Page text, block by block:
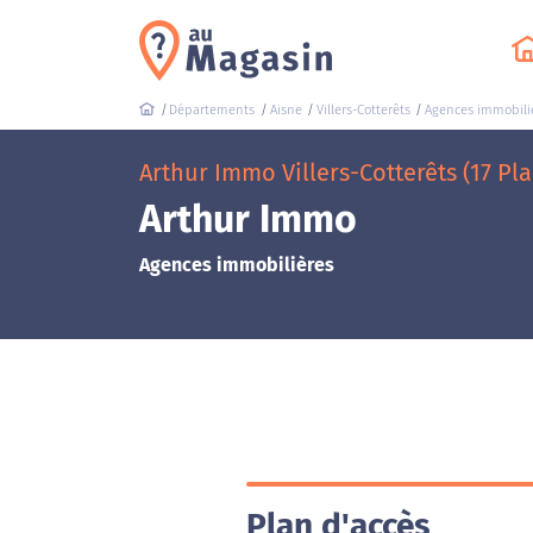
Départements Aisne Villers-Cotterêts Agences
Arthur Immo Villers-Cotterêts (17
Arthur Immo
Agences immobilières